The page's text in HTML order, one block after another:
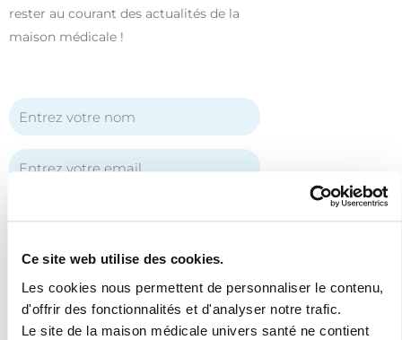
Ce site web utilise des cookies.
Les cookies nous permettent de personnaliser le contenu,
d'offrir des fonctionnalités et d'analyser notre trafic.
Le site de la maison médicale univers santé ne contient
rester au courant des actualités de la
maison médicale !
conditions